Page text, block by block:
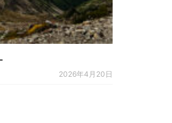
2026年4月20日